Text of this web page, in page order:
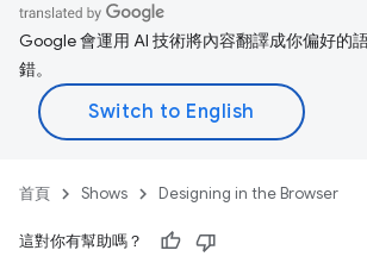
Google 會運用 AI 技術將內容翻譯成你偏好的
錯。
首頁 Shows Designing in the Browser
這對你有幫助嗎？